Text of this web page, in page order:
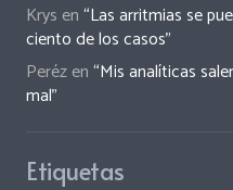
Krys en“Las arritmias se
ciento de los casos”
Perézen“Mis analíticas
mal”
Etiquetas